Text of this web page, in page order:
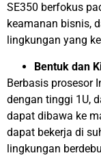
SE350 berfokus
keamanan bisnis,
lingkungan yang
Bentuk dan
Berbasis prosesor
dengan tinggi 1U,
dapat dibawa ke
dapat bekerja di
lingkungan